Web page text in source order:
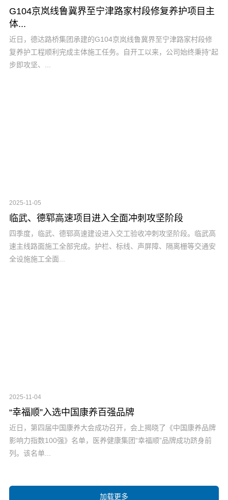
G104京岚线鲁冀界至宁津路家村段修复养护项目主
体...
近日，德达路桥集团承建的G104京岚线鲁冀界至宁津路家村段修
复养护工程顺利完成主体施工任务。自开工以来，公司始终秉持“起
步即攻坚、...
2025-11-05
临武、德郓高速项目进入全面冲刺攻坚阶段
四季度，临武、德郓高速建设进入交工验收冲刺攻坚阶段。临武高
速主线路面施工全部完成。护栏、标线、声屏障、隔离栅等交通安
全设施施工全面...
2025-11-04
“幸福顺”入选中国康养百强品牌
近日，第四届中国康养大会成功召开，会上揭晓了《中国康养品牌
影响力指数100强》名单，医养健康集团“幸福顺”品牌成功跻身前
列。该名单...